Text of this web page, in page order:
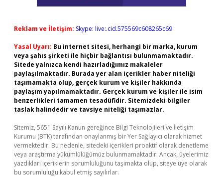
Reklam ve İletişim: Skype: live:.cid.575569c608265c69
Yasal Uyarı: Bu internet sitesi, herhangi bir marka, kurum
veya şahıs şirketi ile hiçbir bağlantısı bulunmamaktadır.
Sitede yalnızca kendi hazırladığımız makaleler
paylaşılmaktadır. Burada yer alan içerikler haber niteliği
taşımamakta olup, gerçek kurum ve kişiler hakkında
paylaşım yapılmamaktadır. Gerçek kurum ve kişiler ile isim
benzerlikleri tamamen tesadüfidir. Sitemizdeki bilgiler
taslak halindedir ve tavsiye niteliği taşımazlar.
Sitemiz, 5651 Sayılı Kanun gereğince Bilgi Teknolojileri ve İletişim
Kurumu (BTK) tarafından onaylanmış bir Yer Sağlayıcı olarak hizmet
vermektedir. Bu nedenle, sitedeki içerikleri proaktif olarak denetleme
veya araştırma yükümlülüğümüz bulunmamaktadır. Ancak, üyelerimiz
yazdıkları içeriklerin sorumluluğunu taşımakta olup, siteye üye olarak
bu sorumluluğu kabul etmiş sayılırlar.